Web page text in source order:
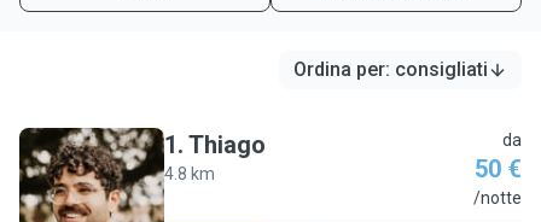
Ordina per: consigliati
T
1. Thiago
4.8 km
da
50 €
/notte